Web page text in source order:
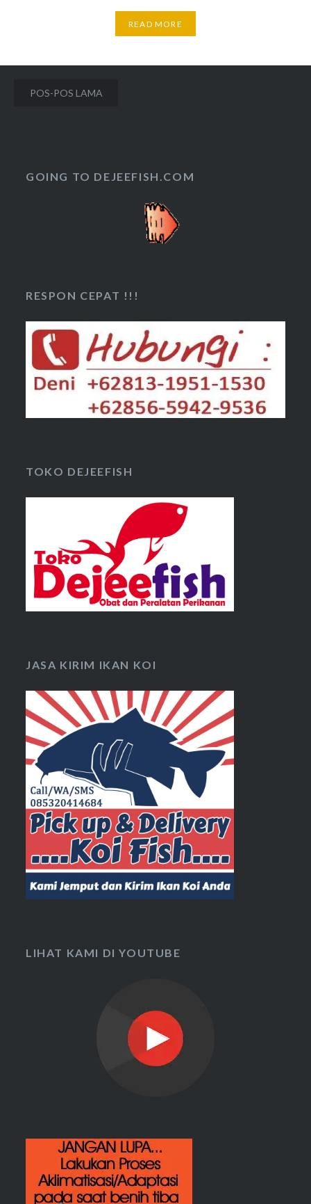
READ MORE
Navigasi
POS-POS LAMA
GOING TO DEJEEFISH.COM
RESPON CEPAT !!!
TOKO DEJEEFISH
JASA KIRIM IKAN KOI
LIHAT KAMI DI YOUTUBE